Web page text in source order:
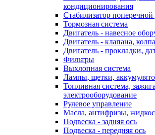
кондиционирования
Стабилизатор поперечной
Тормозная система
Двигатель - навесное
Двигатель - клапана,
Двигатель - прокладки,
Фильтры
Выхлопная система
Лампы, щетки,
Топливная система,
электрооборудование
Рулевое управление
Масла, антифризы,
Подвеска - задняя ось
Подвеска - передняя ось